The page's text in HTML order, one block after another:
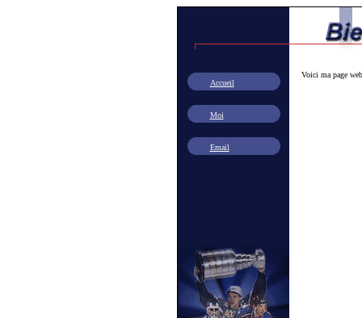
Accueil
Moi
Email
Voici ma page